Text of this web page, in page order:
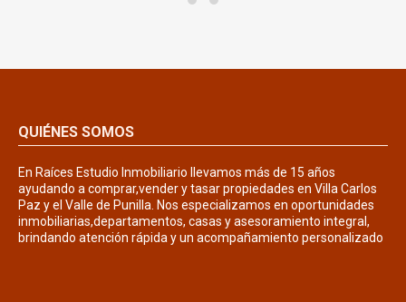
QUIÉNES SOMOS
En Raíces Estudio Inmobiliario llevamos más de 15 años
ayudando a comprar,vender y tasar propiedades en Villa Carlos
Paz y el Valle de Punilla. Nos especializamos en oportunidades
inmobiliarias,departamentos, casas y asesoramiento integral,
brindando atención rápida y un acompañamiento personalizado